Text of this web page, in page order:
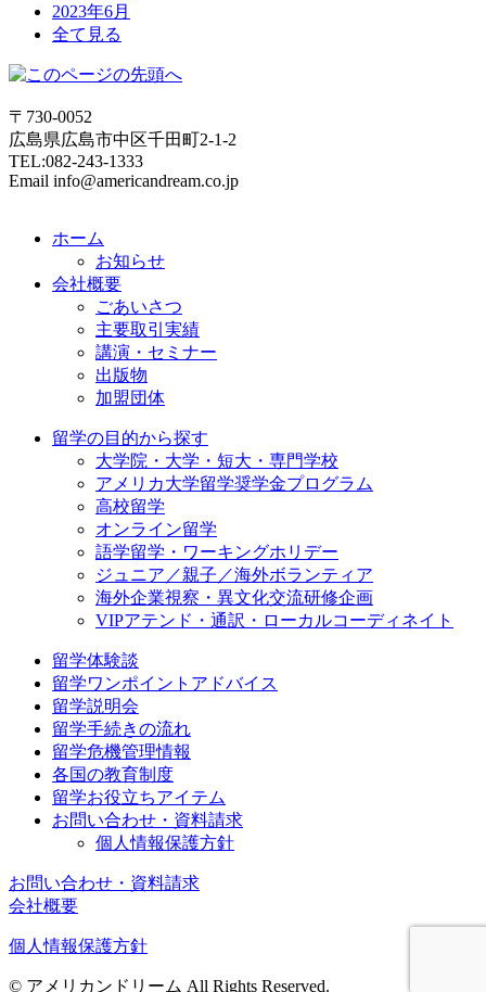
2023年6月
全て見る
〒730-0052
広島県広島市中区千田町2-1-2
TEL:082-243-1333
Email info@americandream.co.jp
ホーム
お知らせ
会社概要
ごあいさつ
主要取引実績
講演・セミナー
出版物
加盟団体
留学の目的から探す
大学院・大学・短大・専門学校
アメリカ大学留学奨学金プログラム
高校留学
オンライン留学
語学留学・ワーキングホリデー
ジュニア／親子／海外ボランティア
海外企業視察・異文化交流研修企画
VIPアテンド・通訳・ローカルコーディネイト
留学体験談
留学ワンポイントアドバイス
留学説明会
留学手続きの流れ
留学危機管理情報
各国の教育制度
留学お役立ちアイテム
お問い合わせ・資料請求
個人情報保護方針
お問い合わせ・資料請求
会社概要
個人情報保護方針
© アメリカンドリーム All Rights Reserved.